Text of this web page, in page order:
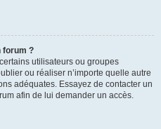
forum ?
utilisateurs ou groupes
ou réaliser n’importe quelle autre
adéquates. Essayez de contacter un
afin de lui demander un accès.